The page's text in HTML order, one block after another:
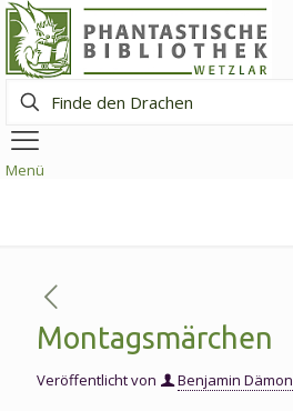
den
Drachen
Menü
Montagsmärchen
Veröffentlicht von Benjamin Dämon